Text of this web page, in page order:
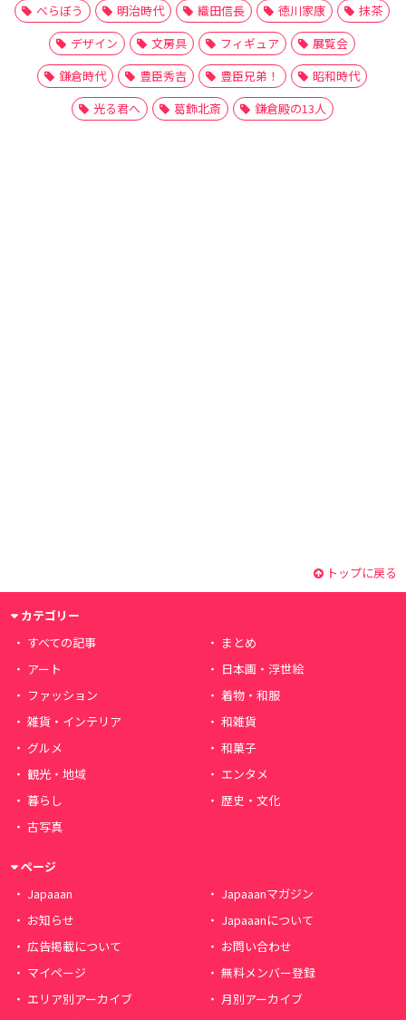
べらぼう
明治時代 織田信長 徳川家康
抹茶
デザイン
文房具 フィギュア
展覧会
鎌倉時代
豊臣秀吉 豊臣兄弟！
昭和時代
光る君へ
葛飾北斎 鎌倉殿の13人
トップに戻る
カテゴリー
すべての記事
まとめ
アート
日本画・浮世絵
ファッション
着物・和服
雑貨・インテリア
和雑貨
グルメ
和菓子
観光・地域
エンタメ
暮らし
歴史・文化
古写真
ページ
Japaaan
Japaaanマガジン
お知らせ
Japaaanについて
広告掲載について
お問い合わせ
マイページ
無料メンバー登録
エリア別アーカイブ
月別アーカイブ